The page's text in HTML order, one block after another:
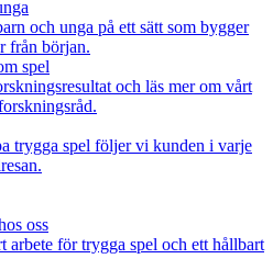
och unga på ett sätt som bygger
från början.
spel
och läs mer om vårt
trygga spel följer vi kunden i varje
oss
arbete för trygga spel och ett hållbart